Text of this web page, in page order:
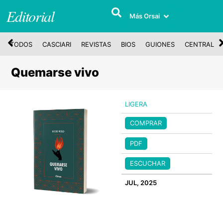
Editorial Más Orsai
TODOS CASCIARI REVISTAS BIOS GUIONES CENTRAL
Quemarse vivo
LIGERA
COMPRAR
PDF
ESCUCHAR
JUL, 2025